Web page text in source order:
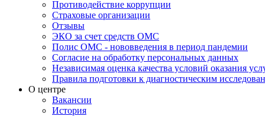
Противодействие коррупции
Страховые организации
Отзывы
ЭКО за счет средств ОМС
Полис ОМС - нововведения в период пандемии
Согласие на обработку персональных данных
Независимая оценка качества условий оказания
Правила подготовки к диагностическим
О центре
Вакансии
История